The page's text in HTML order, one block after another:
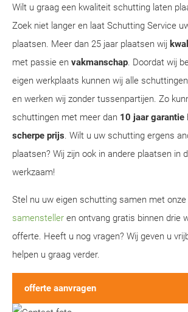
Wilt u graag een kwaliteit schutting laten
Zoek niet langer en laat Schutting Service
plaatsen. Meer dan 25 jaar plaatsen wij
met passie en vakmanschap. Doordat wij
eigen werkplaats kunnen wij alle
en werken wij zonder tussenpartijen. Zo
schuttingen met meer dan 10 jaar garantie
scherpe prijs. Wilt u uw schutting ergens
plaatsen? Wij zijn ook in andere plaatsen in
werkzaam!
Stel nu uw eigen schutting samen met onze
samensteller en ontvang gratis binnen drie
offerte. Heeft u nog vragen? Wij geven u
helpen u graag verder.
offerte aanvragen